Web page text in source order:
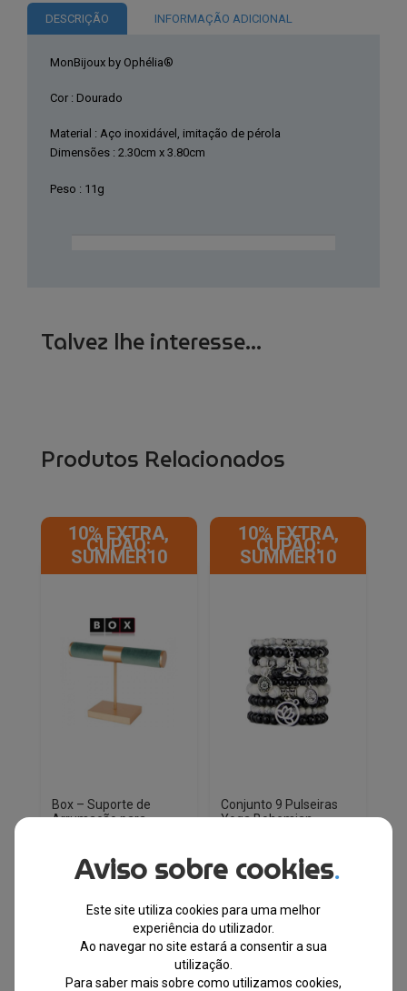
Dourados
com
KST6496
DESCRIÇÃO INFORMAÇÃO ADICIONAL
MonBijoux by Ophélia®
Cor : Dourado
Material : Aço inoxidável, imitação de pérola
Dimensões : 2.30cm x 3.80cm
Peso : 11g
Talvez lhe interesse...
Produtos Relacionados
10% EXTRA,
CUPÃO:
SUMMER10
Box – Suporte de
Arrumação para
preço
era:
preço
10% EXTRA,
CUPÃO:
SUMMER10
Conjunto 9 Pulseiras
Yoga Bohemian
EM STOCK
PVPR
€51.75
O
preço
original
era:
€ 39.10
O
preço
atual
é:
Aviso sobre cookies.
Este site utiliza cookies para uma melhor
experiência do utilizador.
Ao navegar no site estará a consentir a sua
utilização.
Para saber mais sobre como utilizamos cookies,